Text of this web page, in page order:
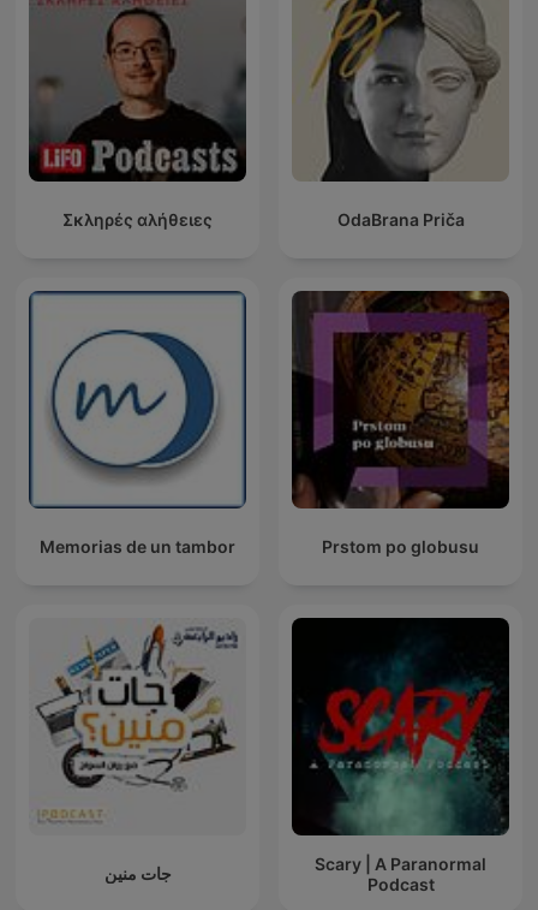
Σκληρές αλήθειες OdaBrana Priča
Memorias de un tambor Prstom po globusu
جات منين
Scary | A Paranormal
Podcast